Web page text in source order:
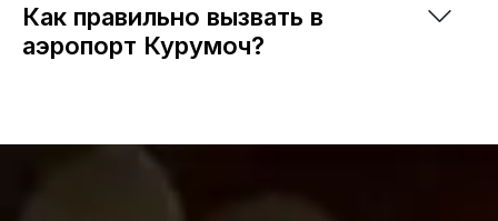
Как правильно вызвать в
аэропорт Курумоч?